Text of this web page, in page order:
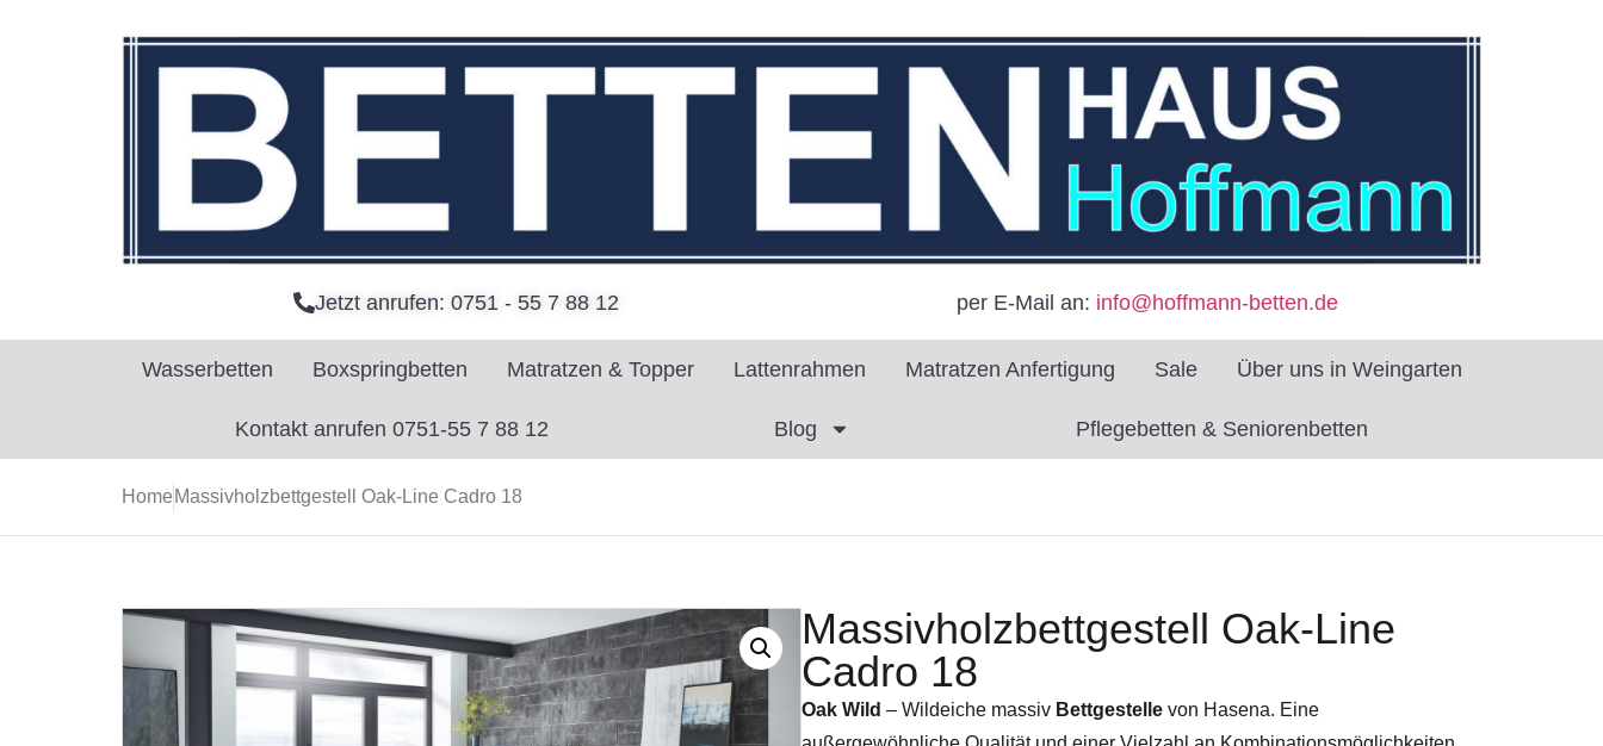
Jetzt anrufen: 0751 - 55 7 88 12 per E-Mail an: info@hoffmann-betten.de
Wasserbetten Boxspringbetten Matratzen & Topper Lattenrahmen Matratzen Anfertigung Sale Über uns in Weingarten
Kontakt anrufen 0751-55 7 88 12 Blog Pflegebetten & Seniorenbetten
Home Massivholzbettgestell Oak-Line Cadro 18
Massivholzbettgestell Oak-Line
Cadro 18
Oak Wild – Wildeiche massiv Bettgestelle von Hasena. Eine